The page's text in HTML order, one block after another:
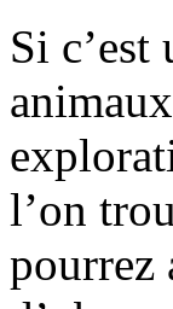
Si
l’on
pourrez